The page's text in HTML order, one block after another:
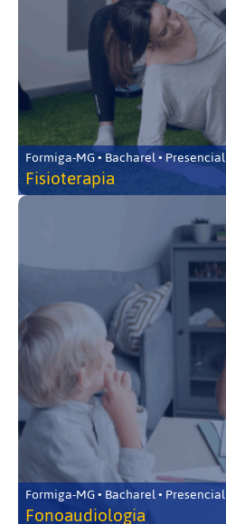
Formiga-MG • Bacharel • Presencial
Fisioterapia
Formiga-MG • Bacharel • Presencial
Fonoaudiologia